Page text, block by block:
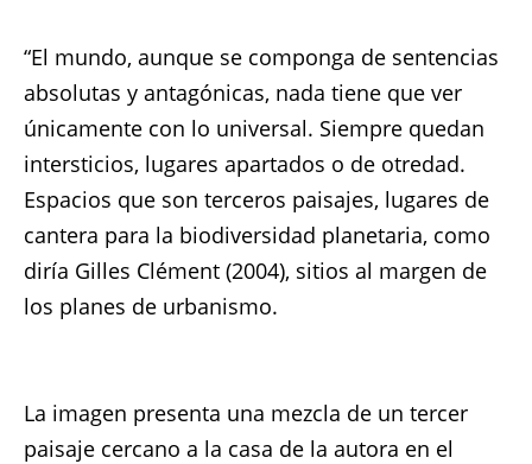
“El mundo, aunque se componga de sentencias
absolutas y antagónicas, nada tiene que ver
únicamente con lo universal. Siempre quedan
intersticios, lugares apartados o de otredad.
Espacios que son terceros paisajes, lugares de
cantera para la biodiversidad planetaria, como
diría Gilles Clément (2004), sitios al margen de
los planes de urbanismo.
La imagen presenta una mezcla de un tercer
paisaje cercano a la casa de la autora en el